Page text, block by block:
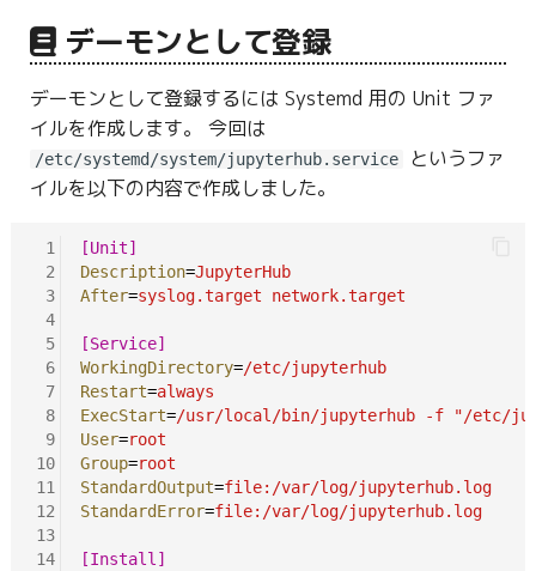
デーモンとして登録
デーモンとして登録するには Systemd 用の Unit ファ
イルを作成します。 今回は
/etc/systemd/system/jupyterhub.service
というファ
イルを以下の内容で作成しました。
1
2
3
4
5
6
7
8
9
10
11
12
13
14
[Unit]
Description=JupyterHub
After=syslog.target network.target
[Service]
WorkingDirectory=/etc/jupyterhub
Restart=always
ExecStart=/usr/local/bin/jupyterhub -f "/etc/
User=root
Group=root
StandardOutput=file:/var/log/jupyterhub.log
StandardError=file:/var/log/jupyterhub.log
[Install]